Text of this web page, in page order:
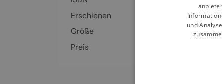
Erschienen
02.03.2022
Größe
126 x 190 mm
Preis
und